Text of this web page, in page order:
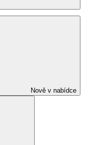
Nově v nabídce